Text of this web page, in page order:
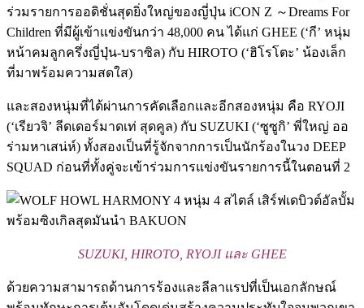
ร่วมรายการออดิชั่นสุดยิ่งใหญ่ของญี่ปุ่น iCON Z ～Dreams For
Children ที่มีผู้เข้าแข่งขันกว่า 48,000 คน ได้แก่ GHEE (‘กี’ หนุ่ม
หน้าคมลูกครึ่งญี่ปุ่น-บราซิล) กับ HIROTO (‘ฮิโรโตะ’ น้องเล็ก
ที่มาพร้อมความสดใส)
และสองหนุ่มที่ได้ผ่านการคัดเลือกและอีกสองหนุ่ม คือ RYOJI
(‘เรียวจิ’ ลีดเดอร์มาดเท่ สุดคูล) กับ SUZUKI (‘ซูซูกิ’ พี่ใหญ่ ออ
ร่ามหาเสน่ห์) ทั้งสองเป็นที่รู้จักจากการเป็นนักร้องในวง DEEP
SQUAD ก่อนที่ทั้งคู่จะเข้าร่วมการแข่งขันรายการนี้ในตอนที่ 2
SUZUKI, HIROTO, RYOJI และ GHEE
ด้วยความสามารถด้านการร้องและลีลาแรปที่เป็นเอกลักษณ์